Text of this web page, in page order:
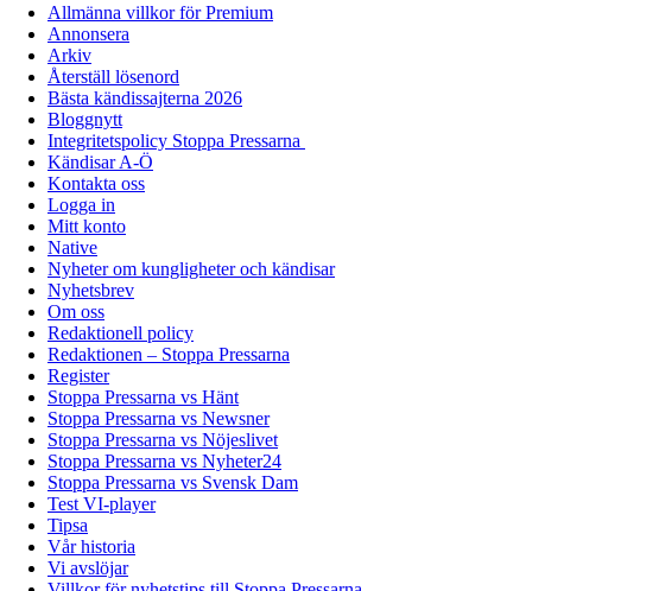
Allmänna villkor för Premium
Annonsera
Arkiv
Återställ lösenord
Bästa kändissajterna 2026
Bloggnytt
Integritetspolicy Stoppa Pressarna
Kändisar A-Ö
Kontakta oss
Logga in
Mitt konto
Native
Nyheter om kungligheter och kändisar
Nyhetsbrev
Om oss
Redaktionell policy
Redaktionen – Stoppa Pressarna
Register
Stoppa Pressarna vs Hänt
Stoppa Pressarna vs Newsner
Stoppa Pressarna vs Nöjeslivet
Stoppa Pressarna vs Nyheter24
Stoppa Pressarna vs Svensk Dam
Test VI-player
Tipsa
Vår historia
Vi avslöjar